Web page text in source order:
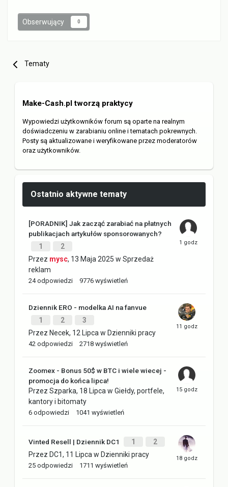
Obserwujący 0
Tematy
Make-Cash.pl tworzą praktycy
Wypowiedzi użytkowników forum są oparte na realnym
doświadczeniu w zarabianiu online i tematach pokrewnych.
Posty są aktualizowane i weryfikowane przez moderatorów
oraz użytkowników.
Ostatnio aktywne tematy
[PORADNIK] Jak zacząć zarabiać na płatnych
publikacjach artykułów sponsorowanych?
1
2
Przez mysc, 13 Maja 2025 w Sprzedaż
reklam
24 odpowiedzi 9776 wyświetleń
Dziennik ERO - modelka AI na fanvue
1
2
3
Przez Necek, 12 Lipca w Dzienniki pracy
42 odpowiedzi 2718 wyświetleń
Zoomex - Bonus 50$ w BTC i wiele wiecej -
promocja do końca lipca!
Przez Szparka, 18 Lipca w Giełdy, portfele,
kantory i bitomaty
6 odpowiedzi 1041 wyświetleń
Vinted Resell | Dziennik DC1 1
2
Przez DC1, 11 Lipca w Dzienniki pracy
25 odpowiedzi 1711 wyświetleń